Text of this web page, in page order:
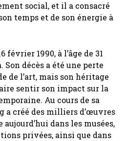
social, et il a consacré
temps et de son énergie à
février 1990, à l’âge de 31
Son décès a été une perte
de l’art, mais son héritage
sentir son impact sur la
Au cours de sa
a créé des milliers d’œuvres
aujourd’hui dans les musées,
privées, ainsi que dans